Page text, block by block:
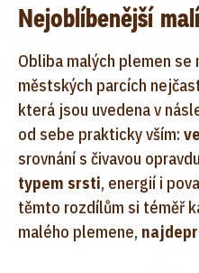
Nejoblíbenější
Obliba malých plemen
městských parcích
která jsou uvedena v
od sebe prakticky vším:
srovnání s čivavou
typem srsti, energií i
těmto rozdílům si téměř
malého plemene, najde